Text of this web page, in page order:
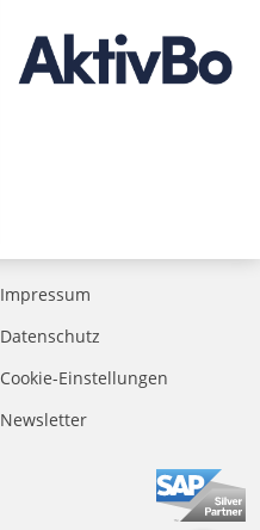
Impressum
Datenschutz
Cookie-Einstellungen
Newsletter